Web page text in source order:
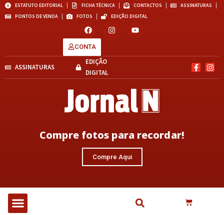
ESTATUTO EDITORIAL FICHA TÉCNICA CONTACTOS
ASSINATURAS
PONTOS DE VENDA
FOTOS EDIÇÃO DIGITAL
CONTA
ASSINATURAS
EDIÇÃO
DIGITAL
Compre fotos para recordar!
Compre Aqui